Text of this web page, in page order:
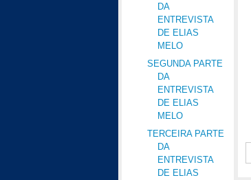
DA
ENTREVISTA
DE ELIAS
MELO
SEGUNDA PARTE
DA
ENTREVISTA
DE ELIAS
MELO
TERCEIRA PARTE
DA
ENTREVISTA
DE ELIAS